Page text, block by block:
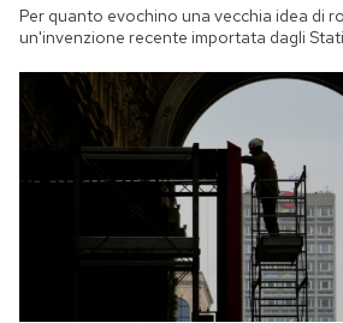
Per quanto evochino una vecchia idea di
un'invenzione recente importata dagli